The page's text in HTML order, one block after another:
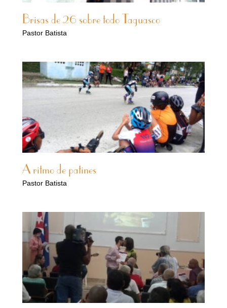
Brisas de 26 sobre todo Taguasco
Pastor Batista
A ritmo de patines
Pastor Batista